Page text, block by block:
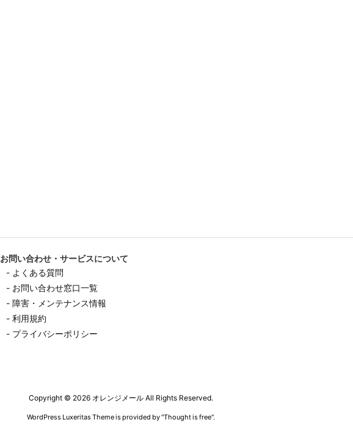
お問い合わせ・サービスについて
- よくある質問
- お問い合わせ窓口一覧
- 障害・メンテナンス情報
- 利用規約
- プライバシーポリシー
Copyright © 2026 オレンジメール All Rights Reserved.
WordPress Luxeritas Theme is provided by "Thought is free".